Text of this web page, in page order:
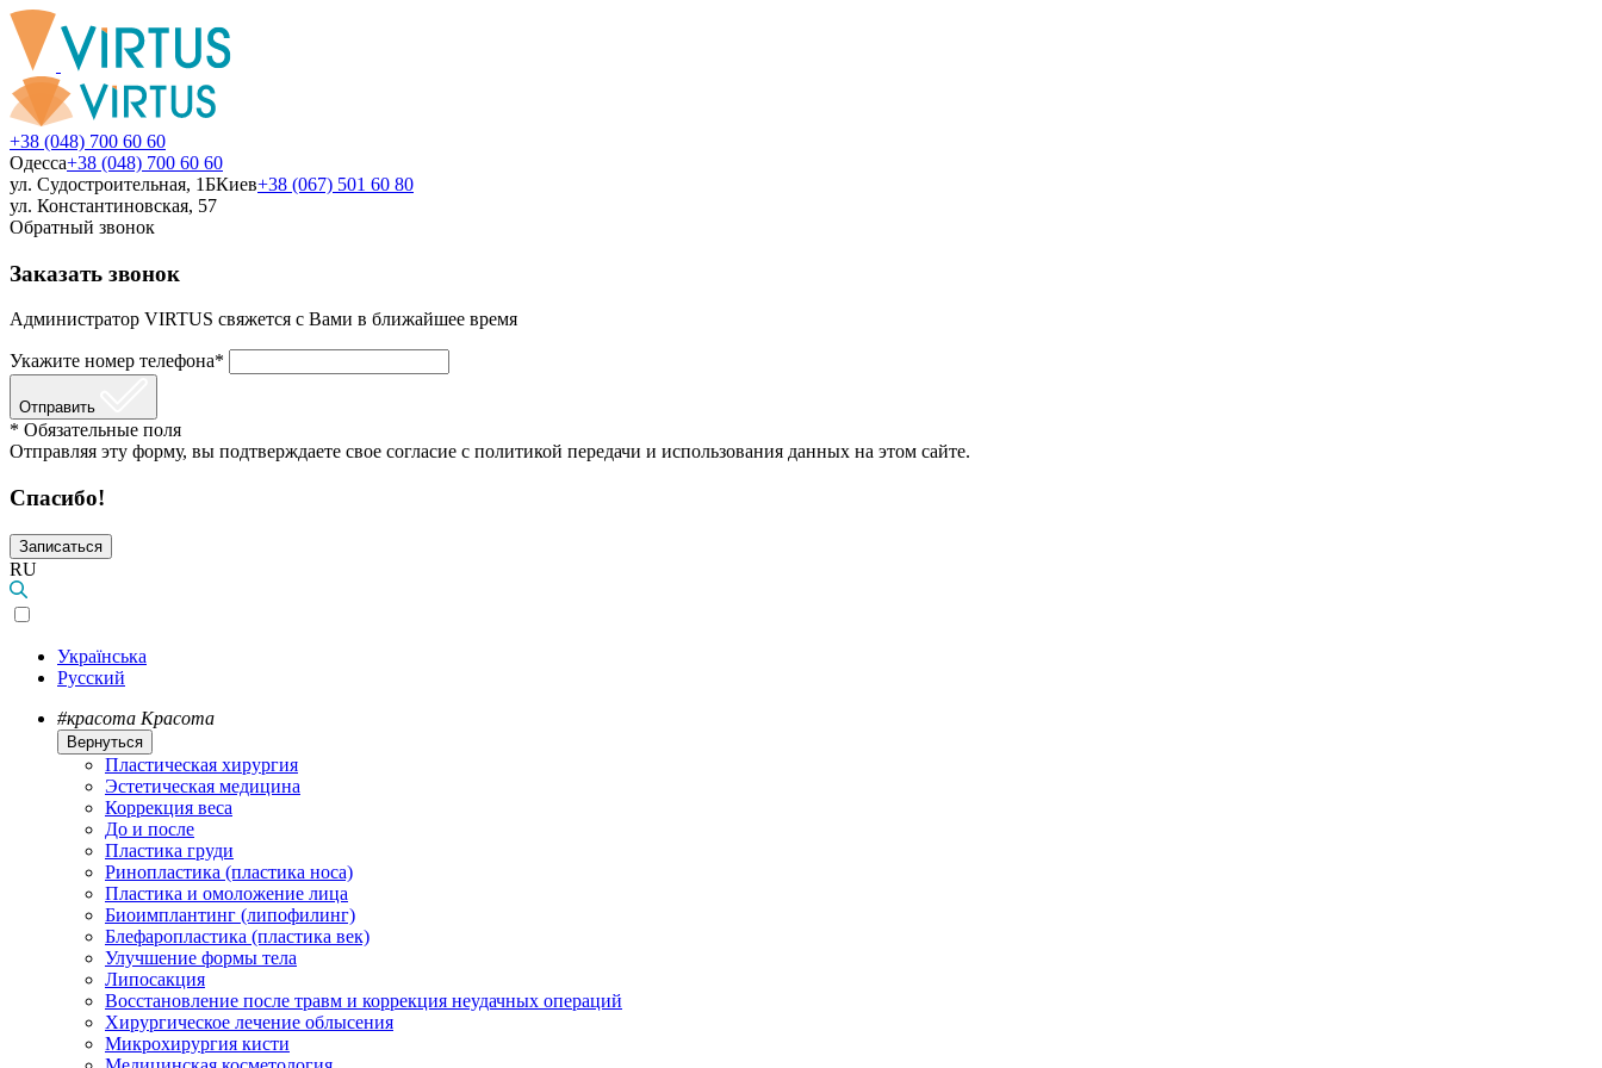
+38 (048) 700 60 60
Одесса+38 (048) 700 60 60
ул. Судостроительная, 1БКиев+38 (067) 501 60 80
ул. Константиновская, 57
Обратный звонок
Заказать звонок
Администратор VIRTUS свяжется с Вами в ближайшее время
Укажите номер телефона*
Отправить
* Обязательные поля
Отправляя эту форму, вы подтверждаете свое согласие с политикой передачи и использования данных на этом сайте.
Спасибо!
Записаться
RU
Українська
Русский
#красота Красота
Вернуться
Пластическая хирургия
Эстетическая медицина
Коррекция веса
До и после
Пластика груди
Ринопластика (пластика носа)
Пластика и омоложение лица
Биоимплантинг (липофилинг)
Блефаропластика (пластика век)
Улучшение формы тела
Липосакция
Восстановление после травм и коррекция неудачных операций
Хирургическое лечение облысения
Микрохирургия кисти